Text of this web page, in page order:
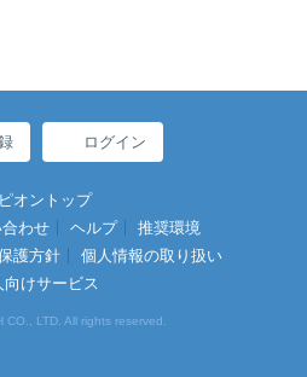
ログイン
オントップ
わせ ヘルプ
推奨環境
護方針
個人情報の取り扱い
向けサービス
CO., LTD. All rights reserved.